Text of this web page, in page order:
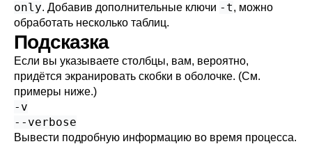
only. Добавив дополнительные ключи -t, можно
обработать несколько таблиц.
Подсказка
Если вы указываете столбцы, вам, вероятно,
придётся экранировать скобки в оболочке. (См.
примеры ниже.)
-v
--verbose
Вывести подробную информацию во время процесса.